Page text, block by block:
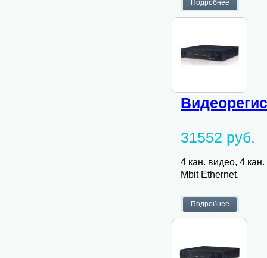
31552 руб.
4 кан. видео, 4
Mbit Ethernet.